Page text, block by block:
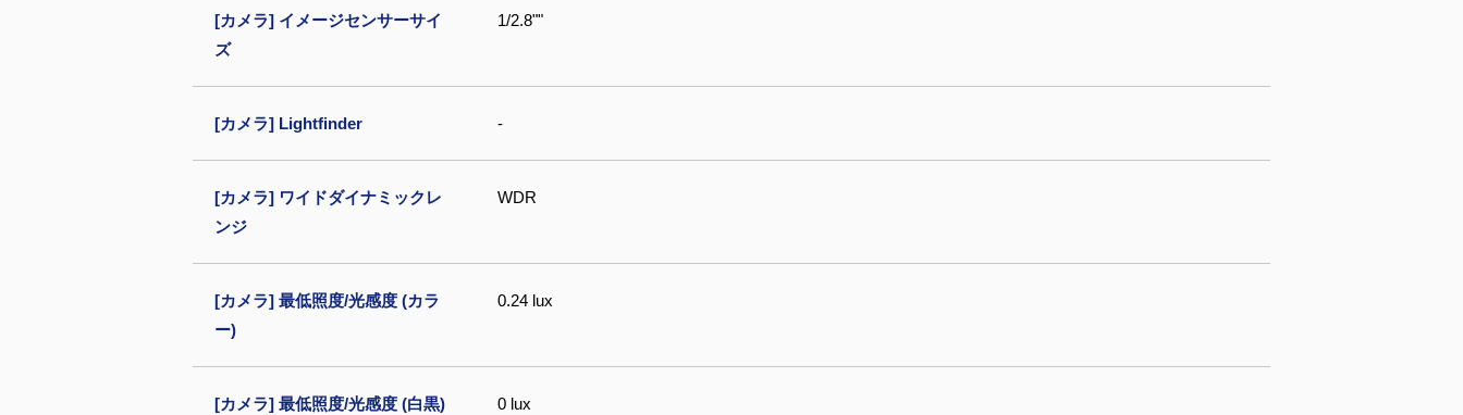
[カメラ] イメージセンサーサイ
ズ
1/2.8""
[カメラ] Lightfinder -
[カメラ] ワイドダイナミックレ
ンジ
WDR
[カメラ] 最低照度/光感度 (カラ
ー)
0.24 lux
[カメラ] 最低照度/光感度 (白黒) 0 lux